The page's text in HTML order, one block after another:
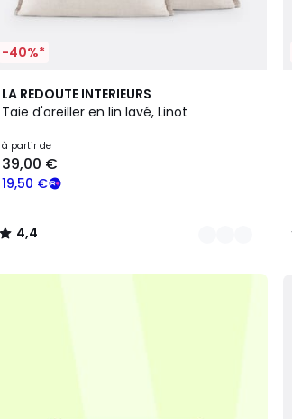
-40%*
LA REDOUTE INTERIEURS
Taie d'oreiller en lin lavé, Linot
à partir de
19,50 €
39,00 €
4,4
/ 5
21
Couleurs
4,4
/